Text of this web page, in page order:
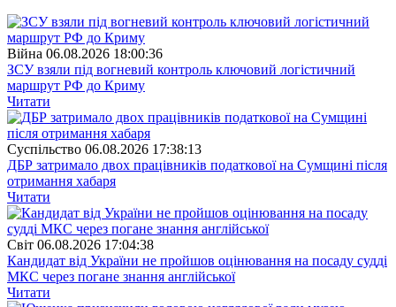
Війна 06.08.2026 18:00:36
ЗСУ взяли під вогневий контроль ключовий логістичний
маршрут РФ до Криму
Читати
Суспiльство 06.08.2026 17:38:13
ДБР затримало двох працівників податкової на Сумщині після
отримання хабаря
Читати
Свiт 06.08.2026 17:04:38
Кандидат від України не пройшов оцінювання на посаду судді
МКС через погане знання англійської
Читати